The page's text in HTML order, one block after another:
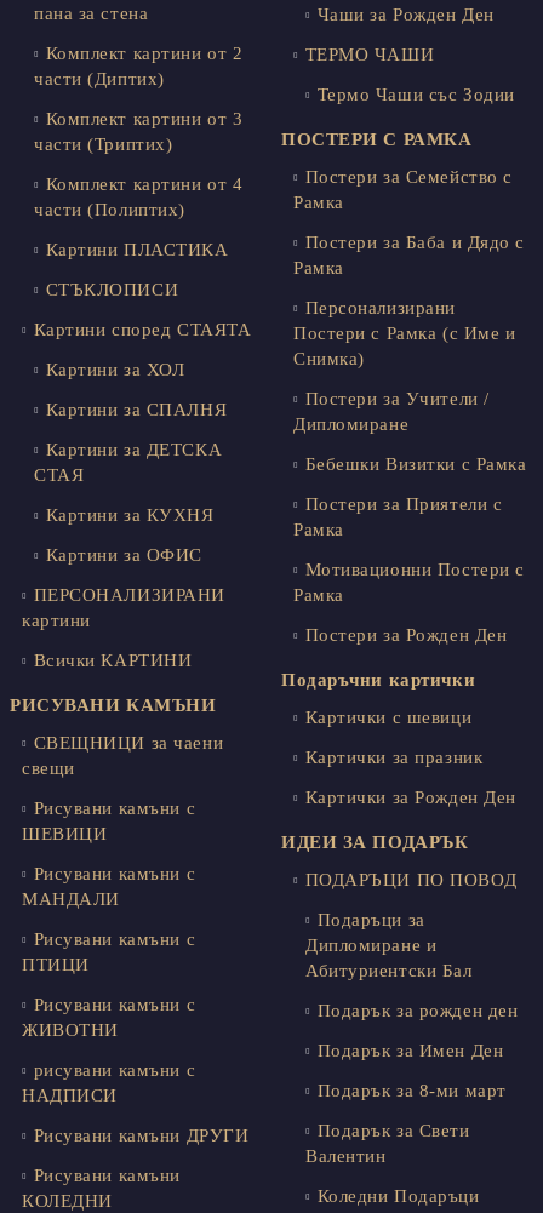
пана за стена
Комплект картини от 2
части (Диптих)
Комплект картини от 3
части (Триптих)
Комплект картини от 4
части (Полиптих)
Картини ПЛАСТИКА
СТЪКЛОПИСИ
Картини според СТАЯТА
Картини за ХОЛ
Картини за СПАЛНЯ
Картини за ДЕТСКА
СТАЯ
Картини за КУХНЯ
Картини за ОФИС
ПЕРСОНАЛИЗИРАНИ
картини
Всички КАРТИНИ
РИСУВАНИ КАМЪНИ
СВЕЩНИЦИ за чаени
свещи
Рисувани камъни с
ШЕВИЦИ
Рисувани камъни с
МАНДАЛИ
Рисувани камъни с
ПТИЦИ
Рисувани камъни с
ЖИВОТНИ
рисувани камъни с
НАДПИСИ
Рисувани камъни ДРУГИ
Рисувани камъни
КОЛЕДНИ
Чаши за Рожден Ден
ТЕРМО ЧАШИ
Термо Чаши със Зодии
ПОСТЕРИ С РАМКА
Постери за Семейство с
Рамка
Постери за Баба и Дядо с
Рамка
Персонализирани
Постери с Рамка (с Име и
Снимка)
Постери за Учители /
Дипломиране
Бебешки Визитки с Рамка
Постери за Приятели с
Рамка
Мотивационни Постери с
Рамка
Постери за Рожден Ден
Подаръчни картички
Картички с шевици
Картички за празник
Картички за Рожден Ден
ИДЕИ ЗА ПОДАРЪК
ПОДАРЪЦИ ПО ПОВОД
Подаръци за
Дипломиране и
Абитуриентски Бал
Подарък за рожден ден
Подарък за Имен Ден
Подарък за 8-ми март
Подарък за Свети
Валентин
Коледни Подаръци